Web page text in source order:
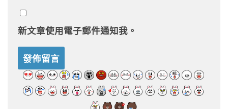
新文章使用電子郵件通知我。